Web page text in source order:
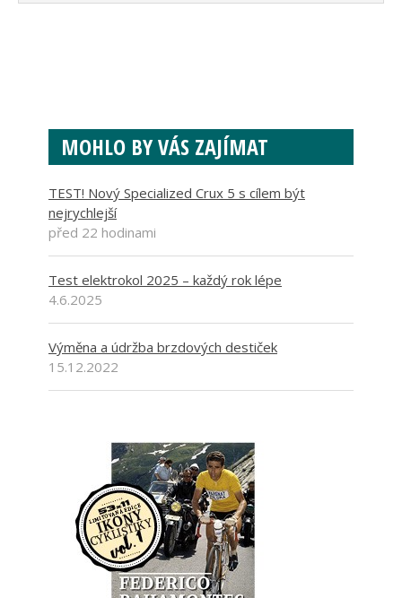
MOHLO BY VÁS ZAJÍMAT
TEST! Nový Specialized Crux 5 s cílem být
nejrychlejší
před 22 hodinami
Test elektrokol 2025 – každý rok lépe
4.6.2025
Výměna a údržba brzdových destiček
15.12.2022